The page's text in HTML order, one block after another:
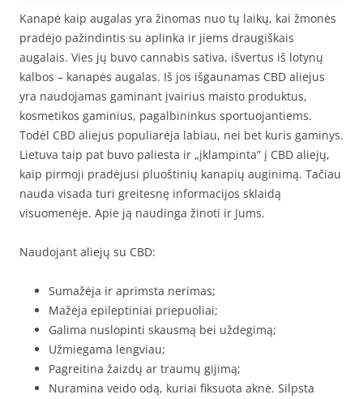
Kanapė kaip augalas yra žinomas nuo tų laikų, kai žmonės
pradėjo pažindintis su aplinka ir jiems draugiškais
augalais. Vies jų buvo cannabis sativa, išvertus iš lotynų
kalbos – kanapės augalas. Iš jos išgaunamas CBD aliejus
yra naudojamas gaminant įvairius maisto produktus,
kosmetikos gaminius, pagalbininkus sportuojantiems.
Todėl CBD aliejus populiarėja labiau, nei bet kuris gaminys.
Lietuva taip pat buvo paliesta ir „įklampinta” į CBD aliejų,
kaip pirmoji pradėjusi pluoštinių kanapių auginimą. Tačiau
nauda visada turi greitesnę informacijos sklaidą
visuomenėje. Apie ją naudinga žinoti ir Jums.
Naudojant aliejų su CBD:
Sumažėja ir aprimsta nerimas;
Mažėja epileptiniai priepuoliai;
Galima nuslopinti skausmą bei uždegimą;
Užmiegama lengviau;
Pagreitina žaizdų ar traumų gijimą;
Nuramina veido odą, kuriai fiksuota aknė. Silpsta